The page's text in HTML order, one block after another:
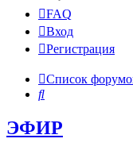
FAQ
Вход
Регистрация
Список
Поиск
ЭФИР